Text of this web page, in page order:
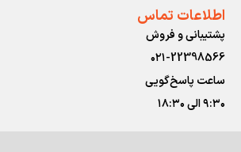
اطلاعات تماس
پشتیبانی و فروش
۰۲۱-22398566
ساعت پاسخ‌گویی
۹:۳۰ الی ۱۸:۳۰